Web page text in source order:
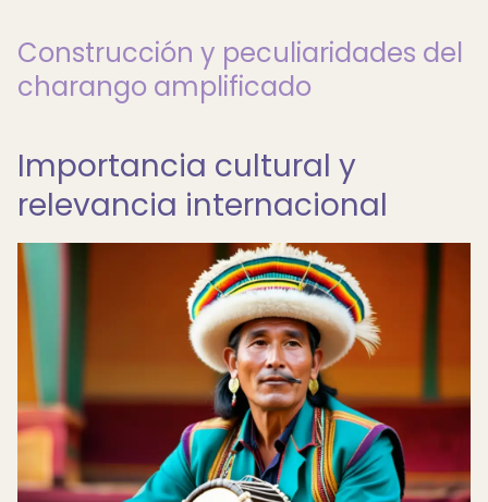
Construcción y peculiaridades del
charango amplificado
Importancia cultural y
relevancia internacional